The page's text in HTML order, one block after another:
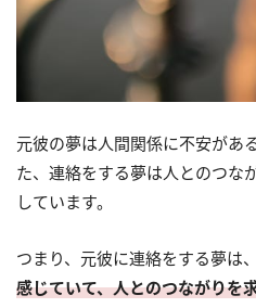
元彼の夢は人間関係に不安があ
た、連絡をする夢は人とのつな
しています。
つまり、元彼に連絡をする夢は、
感じていて、人とのつながりを